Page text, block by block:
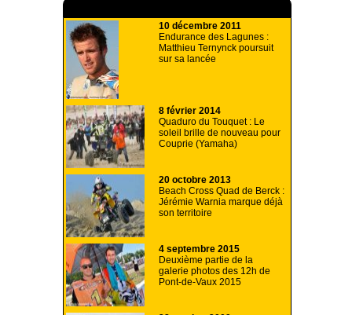
10 décembre 2011
Endurance des Lagunes :
Matthieu Ternynck poursuit
sur sa lancée
8 février 2014
Quaduro du Touquet : Le
soleil brille de nouveau pour
Couprie (Yamaha)
20 octobre 2013
Beach Cross Quad de Berck :
Jérémie Warnia marque déjà
son territoire
4 septembre 2015
Deuxième partie de la
galerie photos des 12h de
Pont-de-Vaux 2015